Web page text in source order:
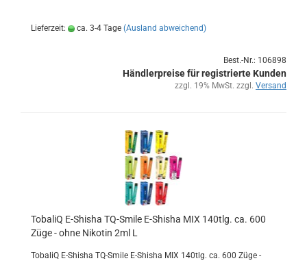
Lieferzeit: ca. 3-4 Tage (Ausland abweichend)
Best.-Nr.: 106898
Händlerpreise für registrierte Kunden
zzgl. 19% MwSt. zzgl. Versand
To­ba­liQ E-​Shi­sha TQ-​Smile E-​Shi­sha MIX 140tlg. ca. 600
Züge - ohne Ni­ko­tin 2ml L
To­ba­liQ E-​Shisha TQ-​Smile E-​Shisha MIX 140tlg. ca. 600 Züge -